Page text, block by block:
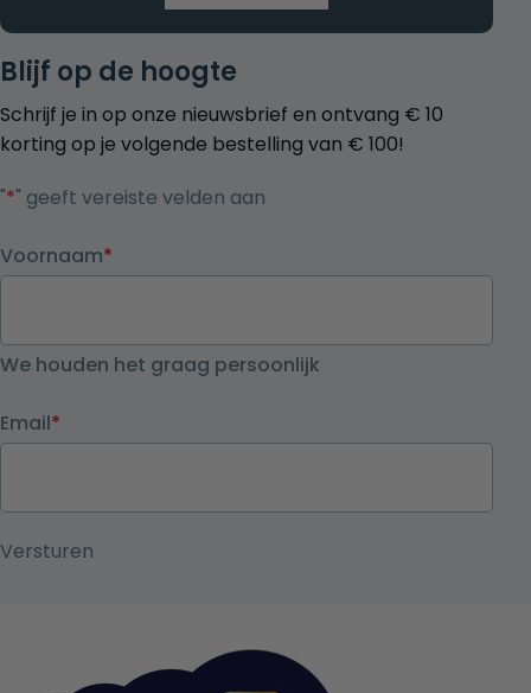
Blijf op de hoogte
Schrijf je in op onze nieuwsbrief en ontvang € 10
korting op je volgende bestelling van € 100!
"*" geeft vereiste velden aan
Voornaam*
We houden het graag persoonlijk
Email*